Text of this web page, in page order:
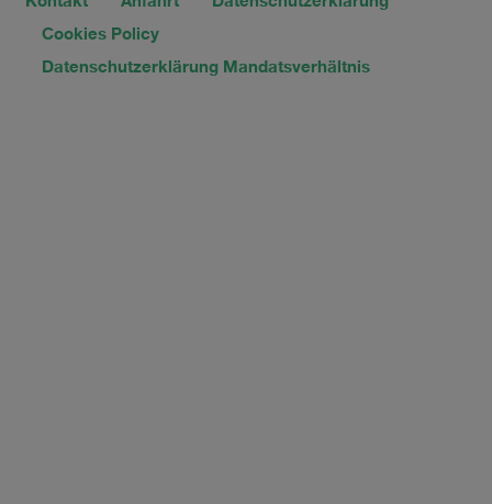
Cookies Policy
Datenschutzerklärung Mandatsverhältnis